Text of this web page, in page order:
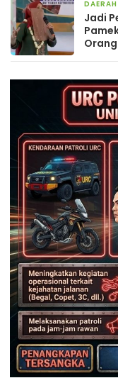
DAERAH
Jadi